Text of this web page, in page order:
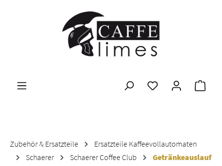
Zum Hauptinhalt springen
Zubehör & Ersatzteile
Ersatzteile Kaffeevollautomaten
Schaerer
Schaerer Coffee Club Getränkeauslauf